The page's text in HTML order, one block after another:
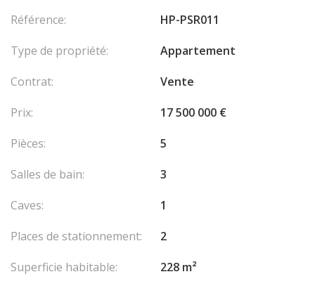
Deux parkings et une cave.
Référence:
HP-PSR011
Type de propriété:
Appartement
Contrat:
Vente
Prix:
17 500 000 €
Pièces:
5
Salles de bain:
3
Caves:
1
Places de stationnement:
2
Superficie habitable:
228 m²